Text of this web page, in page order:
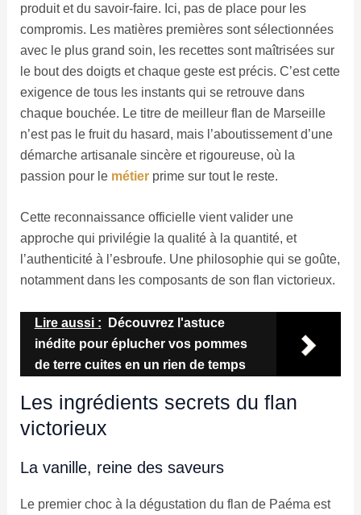
produit et du savoir-faire. Ici, pas de place pour les
compromis. Les matières premières sont sélectionnées
avec le plus grand soin, les recettes sont maîtrisées sur
le bout des doigts et chaque geste est précis. C’est cette
exigence de tous les instants qui se retrouve dans
chaque bouchée. Le titre de meilleur flan de Marseille
n’est pas le fruit du hasard, mais l’aboutissement d’une
démarche artisanale sincère et rigoureuse, où la
passion pour le métierprime sur tout le reste.
Cette reconnaissance officielle vient valider une
approche qui privilégie la qualité à la quantité, et
l’authenticité à l’esbroufe. Une philosophie qui se goûte,
notamment dans les composants de son flan victorieux.
Lire aussi :
Découvrez l'astuce
inédite pour éplucher vos pommes
de terre cuites en un rien de temps
Les ingrédients secrets du flan
victorieux
La vanille, reine des saveurs
Le premier choc à la dégustation du flan de Paéma est